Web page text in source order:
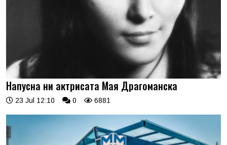
Напусна ни актрисата Мая Драгоманска
23 Jul 12:10 0 6881